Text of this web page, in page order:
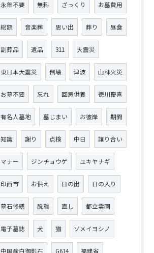
永年不要 無料 ざっくり お墓費用
総額 音楽葬 思い出 葬り 昼食
副葬品 遺品 311 大震災
東日本大震災 倒壊 津波 山林火災
お墓不要 忘れ 回忌供養 徳川慶喜
有名人墓地 墓じまい お彼岸 期間
知識 謝り 点検 中日 譲り合い
マナー ジンチョウゲ ユキヤナギ
印西市 お供え 日の出 日の入り
墓石修繕 脱離 直し 都立霊園
電子墓誌 犬 猫 ソメイヨシノ
中国産白御影石 G614 福建省